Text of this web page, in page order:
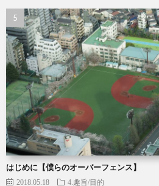
はじめに【僕らのオーバーフェンス】
2018.05.18 4.趣旨/目的